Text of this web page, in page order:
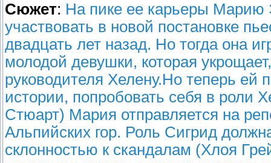
Сюжет: На пике ее карьеры
участвовать в новой постановке
двадцать лет назад. Но тогда она
молодой девушки, которая
руководителя Хелену.Но теперь ей
истории, попробовать себя в роли
Стюарт) Мария отправляется на
Альпийских гор. Роль Сигрид
склонностью к скандалам (Хлоя